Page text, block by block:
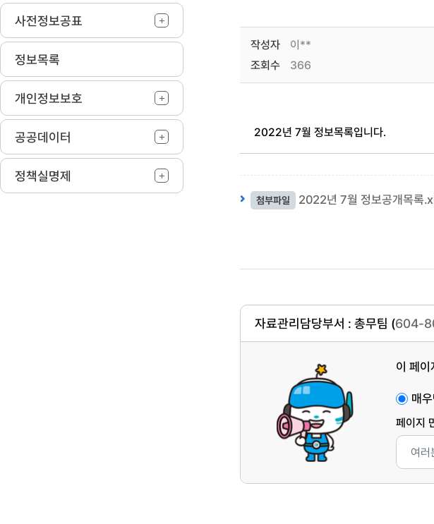
사전정보공표
정보목록
개인정보보호
공공데이터
정책실명제
작성자
이**
조회수
366
2022년 7월 정보목록입니다.
첨부파일 2022년 7월 정보공개목록
자료관리담당부서 : 총무팀 (604-
이 페
매
페이지